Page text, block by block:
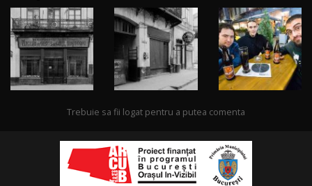
Trebuie sa fii logat pentru a putea comenta